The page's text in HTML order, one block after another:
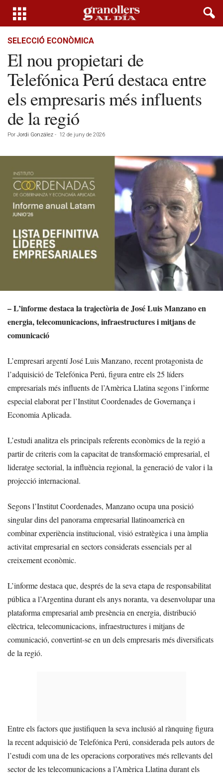
SELECCIÓ ECONÒMICA
El nou propietari de
Telefónica Perú destaca entre
els empresaris més influents
de la regió
Por Jordi González - 12 de juny de 2026
– L’informe destaca la trajectòria de José Luis Manzano en
energia, telecomunicacions, infraestructures i mitjans de
comunicació
L’empresari argentí José Luis Manzano, recent protagonista de
l’adquisició de Telefónica Perú, figura entre els 25 líders
empresarials més influents de l’Amèrica Llatina segons l’informe
especial elaborat per l’Institut Coordenades de Governança i
Economia Aplicada.
L’estudi analitza els principals referents econòmics de la regió a
partir de criteris com la capacitat de transformació empresarial, el
lideratge sectorial, la influència regional, la generació de valor i la
projecció internacional.
Segons l’Institut Coordenades, Manzano ocupa una posició
singular dins del panorama empresarial llatinoamericà en
combinar experiència institucional, visió estratègica i una àmplia
activitat empresarial en sectors considerats essencials per al
creixement econòmic.
L’informe destaca que, després de la seva etapa de responsabilitat
pública a l’Argentina durant els anys noranta, va desenvolupar una
plataforma empresarial amb presència en energia, distribució
elèctrica, telecomunicacions, infraestructures i mitjans de
comunicació, convertint-se en un dels empresaris més diversificats
de la regió.
Entre els factors que justifiquen la seva inclusió al rànquing figura
la recent adquisició de Telefónica Perú, considerada pels autors de
l’estudi com una de les operacions corporatives més rellevants del
sector de les telecomunicacions a l’Amèrica Llatina durant els